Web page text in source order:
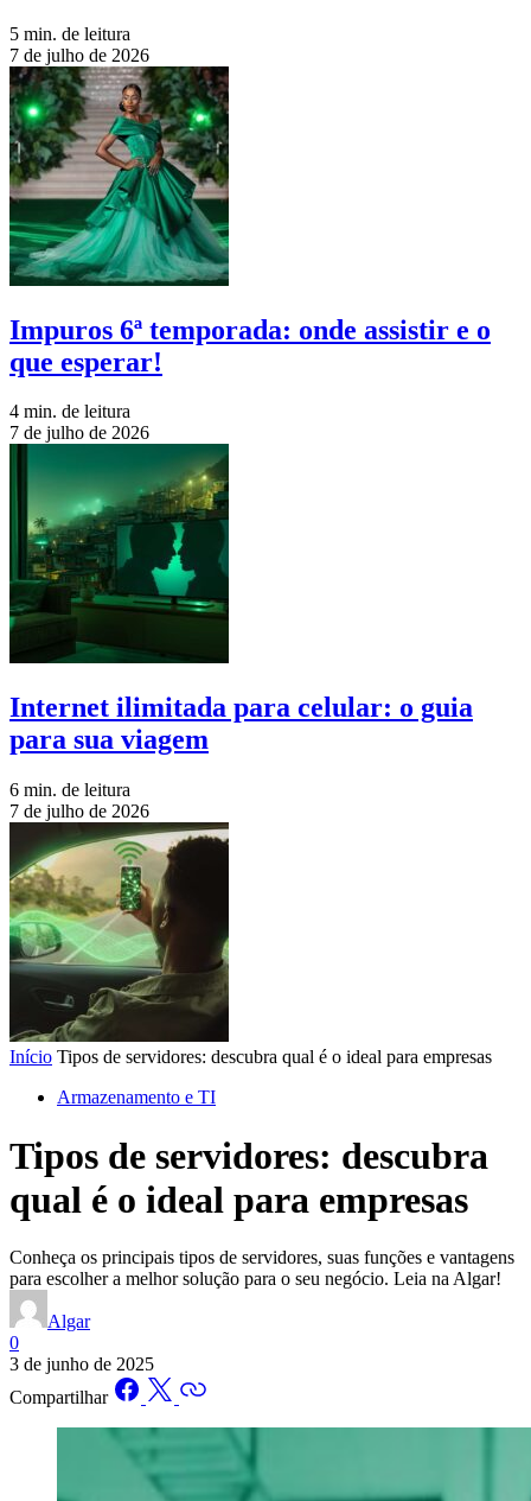
5 min. de leitura
7 de julho de 2026
Impuros 6ª temporada: onde assistir e o
que esperar!
4 min. de leitura
7 de julho de 2026
Internet ilimitada para celular: o guia
para sua viagem
6 min. de leitura
7 de julho de 2026
Início Tipos de servidores: descubra qual é o ideal para empresas
Armazenamento e TI
Tipos de servidores: descubra
qual é o ideal para empresas
Conheça os principais tipos de servidores, suas funções e vantagens
para escolher a melhor solução para o seu negócio. Leia na Algar!
Algar
0
3 de junho de 2025
Compartilhar